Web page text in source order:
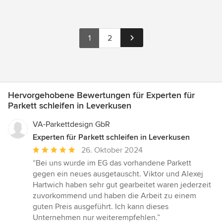
1 2
Hervorgehobene Bewertungen für Experten für
Parkett schleifen in Leverkusen
VA-Parkettdesign GbR
Experten für Parkett schleifen in Leverkusen
Durchschnittliche
Bewertung:
5
von
5
Sternen
26. Oktober 2024
“Bei uns wurde im EG das vorhandene Parkett
gegen ein neues ausgetauscht. Viktor und Alexej
Hartwich haben sehr gut gearbeitet waren jederzeit
zuvorkommend und haben die Arbeit zu einem
guten Preis ausgeführt. Ich kann dieses
Unternehmen nur weiterempfehlen.”